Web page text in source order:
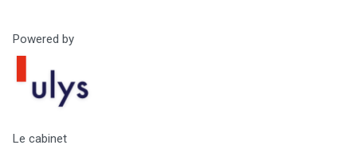
Powered by
Le cabinet